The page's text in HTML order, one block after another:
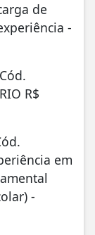
de
-
R$
em
-